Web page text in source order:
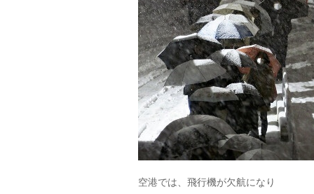
空港では、飛行機が欠航になり